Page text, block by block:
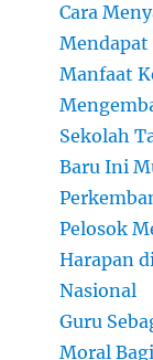
Cara
Manfaat
Sekolah
Baru Ini
Pelosok
Harapan
Nasional
Guru
Moral